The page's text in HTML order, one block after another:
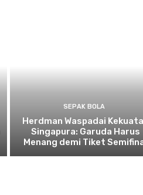
SEPAK BOLA
Herdman Waspadai
Singapura: Garuda Harus
Menang demi Tiket